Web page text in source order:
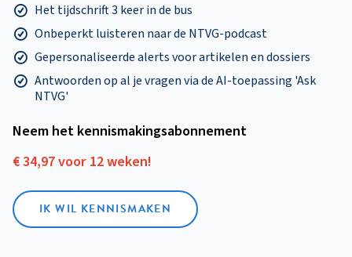
Het tijdschrift 3 keer in de bus
Onbeperkt luisteren naar de NTVG-podcast
Gepersonaliseerde alerts voor artikelen en dossiers
Antwoorden op al je vragen via de AI-toepassing 'Ask
NTVG'
Neem het kennismakings­abonnement
€ 34,97 voor 12 weken!
IK WIL KENNISMAKEN